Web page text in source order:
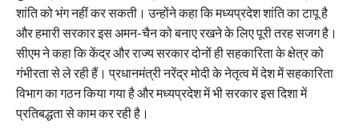
शांति को भंग नहीं कर सकती। उन्होंने कहा कि मध्यप्रदेश शांति का टापू है
और हमारी सरकार इस अमन-चैन को बनाए रखने के लिए पूरी तरह सजग है।
सीएम ने कहा कि केंद्र और राज्य सरकार दोनों ही सहकारिता के क्षेत्र को
गंभीरता से ले रही हैं। प्रधानमंत्री नरेंद्र मोदी के नेतृत्व में देश में सहकारिता
विभाग का गठन किया गया है और मध्यप्रदेश में भी सरकार इस दिशा में
प्रतिबद्धता से काम कर रही है।